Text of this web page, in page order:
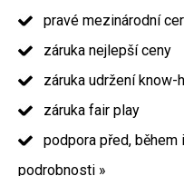
pravé mezinárodní
záruka nejlepší ceny
záruka udržení know-
záruka fair play
podpora před, během
podrobnosti »